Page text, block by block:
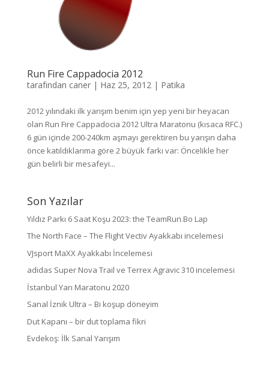
Run Fire Cappadocia 2012
tarafından caner| Haz 25, 2012 | Patika
2012 yılındaki ilk yarışım benim için yep yeni bir heyacan
olan Run Fire Cappadocia 2012 Ultra Maratonu (kısaca RFC.)
6 gün içinde 200-240km aşmayı gerektiren bu yarışın daha
önce katıldıklarıma göre 2 büyük farkı var: Öncelikle her
gün belirli bir mesafeyi...
Son Yazılar
Yıldız Parkı 6 Saat Koşu 2023: the TeamRun.Bo Lap
The North Face – The Flight Vectiv Ayakkabı incelemesi
VJsport MaXX Ayakkabı İncelemesi
adidas Super Nova Trail ve Terrex Agravic 310 incelemesi
İstanbul Yarı Maratonu 2020
Sanal İznik Ultra – Bi koşup döneyim
Dut Kapanı – bir dut toplama fikri
Evdekoş: İlk Sanal Yarışım